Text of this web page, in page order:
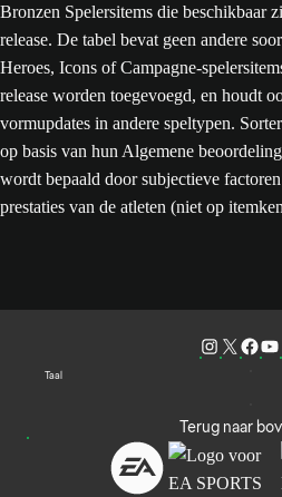
Bronzen Spelersitems die beschikbaar
release. De tabel bevat geen andere
Heroes, Icons of Campagne-
release worden toegevoegd, en houdt
vormupdates in andere speltypen.
op basis van hun Algemene
wordt bepaald door subjectieve
prestaties van de atleten (niet op
Taal
Terug naar